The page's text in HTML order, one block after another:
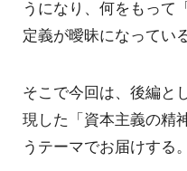
うになり、何をもって
定義が曖昧になってい
そこで今回は、後編と
現した「資本主義の精
うテーマでお届けする。